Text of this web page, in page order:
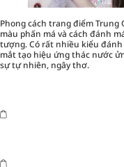
Phong cách trang điểm
màu phấn má và cách đánh
tượng. Có rất nhiều kiểu
mắt tạo hiệu ứng thác nước
sự tự nhiên, ngây thơ.